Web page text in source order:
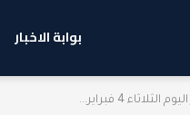
بوابة الاخبار
4 فبراير...